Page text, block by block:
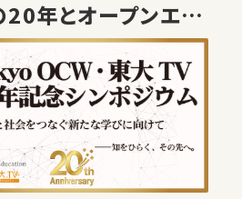
年とオープンエデ
ョンの未来